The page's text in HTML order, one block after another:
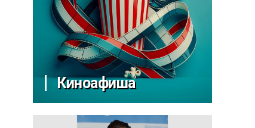
Киноафиша